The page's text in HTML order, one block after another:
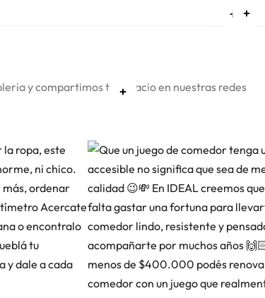
y compartimos tu espacio en nuestras redes